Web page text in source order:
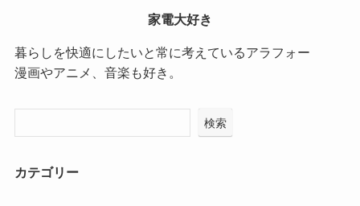
家電大好き
暮らしを快適にしたいと常に考えているアラフォー
漫画やアニメ、音楽も好き。
検索
カテゴリー